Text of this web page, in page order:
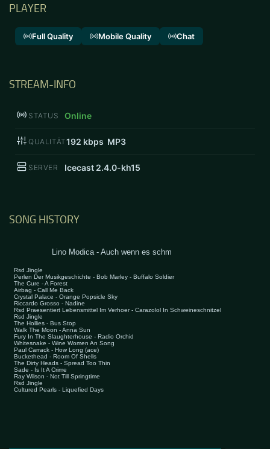
PLAYER
Full Quality Mobile Quality Chat
STREAM-INFO
STATUS Online
QUALITÄT192 kbps MP3
SERVER Icecast 2.4.0-kh15
SONG HISTORY